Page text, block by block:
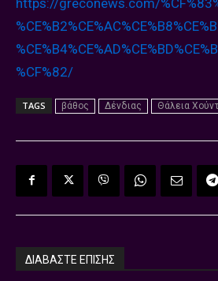
%CE%B2%CE%AC%CE%
%CE%B4%CE%AD%
%CF%82/
TAGS βάθος Δένδιας Θάλεια
ΔΙΑΒΑΣΤΕ ΕΠΙΣΗΣ